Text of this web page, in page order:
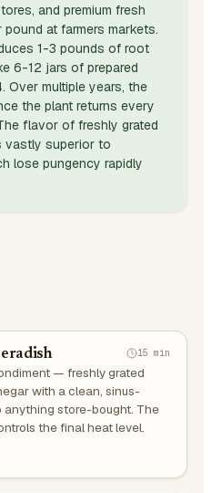
and premium fresh
at farmers markets.
1-3 pounds of root
6-12 jars of prepared
multiple years, the
the plant returns every
flavor of freshly grated
vastly superior to
lose pungency rapidly
15 min
— freshly grated
with a clean, sinus-
store-bought. The
the final heat level.